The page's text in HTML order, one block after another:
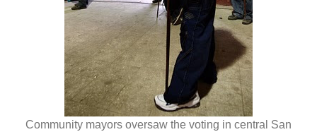
Community mayors oversaw the voting in central San